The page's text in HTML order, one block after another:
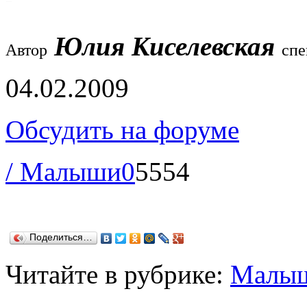
Автор Юлия Киселевская
04.02.2009
Обсудить на форуме
/ Малыши05554
Поделиться…
Читайте в рубрике: